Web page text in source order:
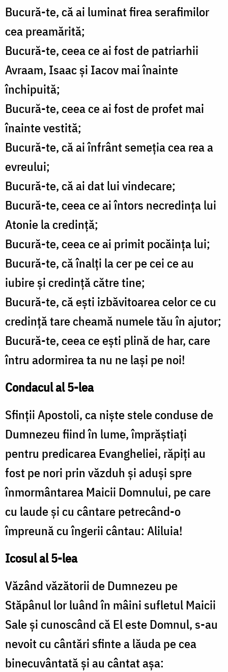
Bucură-te, că ai luminat firea serafimilor
cea preamărită;
Bucură-te, ceea ce ai fost de patriarhii
Avraam, Isaac şi Iacov mai înainte
închipuită;
Bucură-te, ceea ce ai fost de profet mai
înainte vestită;
Bucură-te, că ai înfrânt semeţia cea rea a
evreului;
Bucură-te, că ai dat lui vindecare;
Bucură-te, ceea ce ai întors necredinţa lui
Atonie la credinţă;
Bucură-te, ceea ce ai primit pocăinţa lui;
Bucură-te, că înalţi la cer pe cei ce au
iubire şi credinţă către tine;
Bucură-te, că eşti izbăvitoarea celor ce cu
credinţă tare cheamă numele tău în ajutor;
Bucură-te, ceea ce eşti plină de har, care
întru adormirea ta nu ne laşi pe noi!
Condacul al 5-lea
Sfinţii Apostoli, ca nişte stele conduse de
Dumnezeu fiind în lume, împrăştiaţi
pentru predicarea Evangheliei, răpiţi au
fost pe nori prin văzduh şi aduşi spre
înmormântarea Maicii Domnului, pe care
cu laude şi cu cântare petrecând-o
împreună cu îngerii cântau: Aliluia!
Icosul al 5-lea
Văzând văzătorii de Dumnezeu pe
Stăpânul lor luând în mâini sufletul Maicii
Sale şi cunoscând că El este Domnul, s-au
nevoit cu cântări sfinte a lăuda pe cea
binecuvântată şi au cântat aşa: